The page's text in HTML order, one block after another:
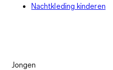
Nachtkleding kinderen
Jongen